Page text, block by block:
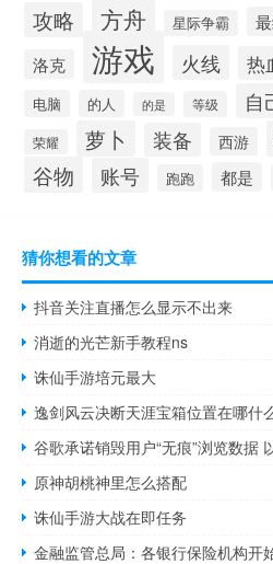
攻略
方舟 星际争霸
洛克 游戏 火线 热
电脑 的人 的是 等级 自
荣耀 萝卜 装备 西游
谷物 账号 跑跑 都是
猜你想看的文章
抖音关注直播怎么显示不出来
消逝的光芒新手教程ns
诛仙手游培元最大
逸剑风云决断天涯宝箱位置在哪什
谷歌承诺销毁用户“无痕”浏览数据
原神胡桃神里怎么搭配
诛仙手游大战在即任务
金融监管总局：各银行保险机构开